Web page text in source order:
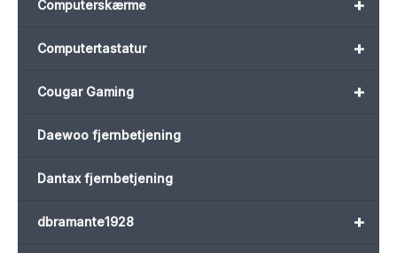
+
Computerskærme
+
Computertastatur
+
Cougar Gaming
Daewoo fjernbetjening
Dantax fjernbetjening
+
dbramante1928